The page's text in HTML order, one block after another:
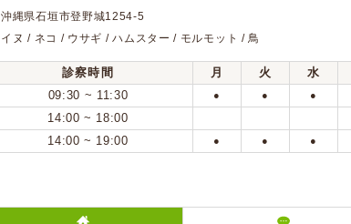
沖縄県石垣市登野城1254-5
イヌ / ネコ / ウサギ / ハムスター / モルモット / 鳥
診察時間 月 火 水
09:30 ~ 11:30
● ● ●
14:00 ~ 18:00
14:00 ~ 19:00 ● ● ●